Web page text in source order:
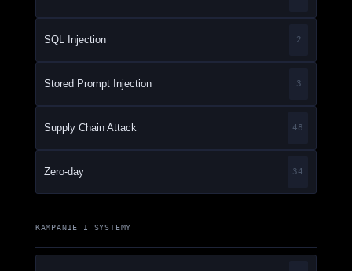
SQL Injection 2
Stored Prompt Injection 3
Supply Chain Attack 48
Zero-day 34
KAMPANIE I SYSTEMY